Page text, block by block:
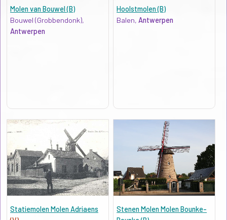
Molen van Bouwel (B)
Bouwel (Grobbendonk),
Antwerpen
Hoolstmolen (B)
Balen,Antwerpen
Statiemolen Molen Adriaens
Stenen Molen Molen Bounke-